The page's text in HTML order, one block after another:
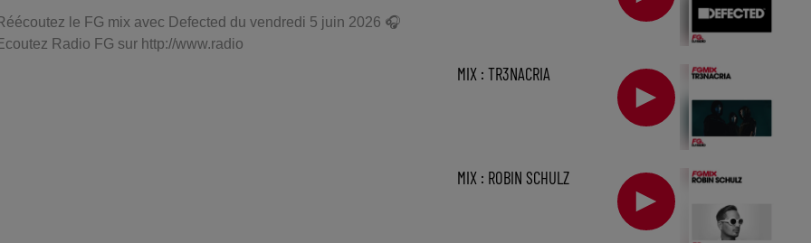
le FG mix avec Defected du vendredi 5 juin 2026 🎧
Radio FG sur http://www.radio
MIX : TR3NACRIA
MIX : ROBIN SCHULZ